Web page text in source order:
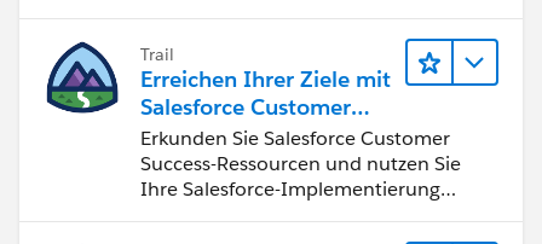
Trail
Erreichen Ihrer Ziele mit
Salesforce Customer
Success
Erkunden Sie Salesforce Customer
Success-Ressourcen und nutzen Sie
Ihre Salesforce-Implementierung